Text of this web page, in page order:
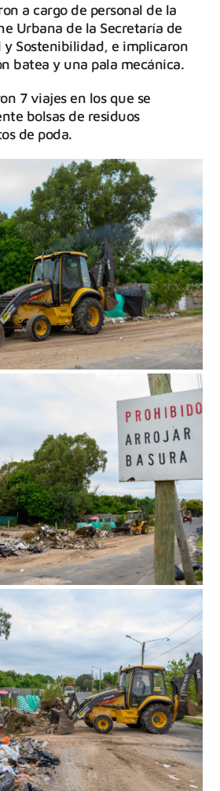
a cargo de personal de la
Urbana de la Secretaría de
Sostenibilidad, e implicaron
batea y una pala mecánica.
7 viajes en los que se
bolsas de residuos
de poda.